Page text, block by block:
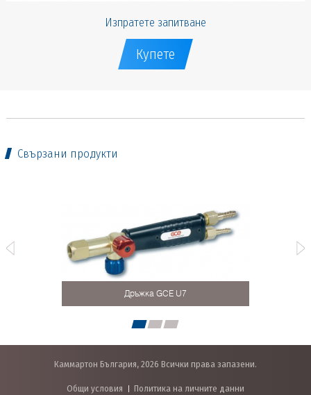
Изпратете запитване
Купете
Свързани продукти
Дръжка GCE U7
Каммартон България, 2026 Всички права запазени.
Общи условия Политика на личните данни